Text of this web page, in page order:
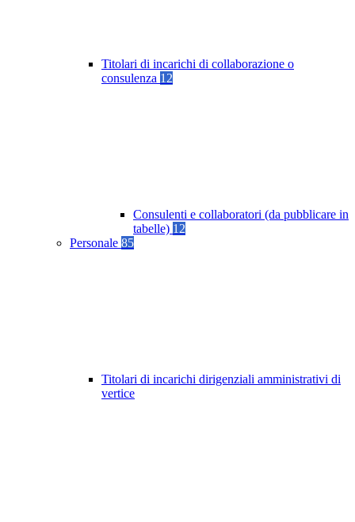
Titolari di incarichi di collaborazione o
consulenza 12
Consulenti e collaboratori (da pubblicare in
tabelle) 12
Personale 85
Titolari di incarichi dirigenziali amministrativi di
vertice